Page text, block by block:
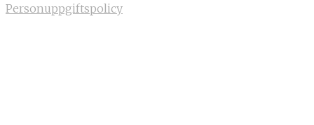
Personuppgiftspolicy